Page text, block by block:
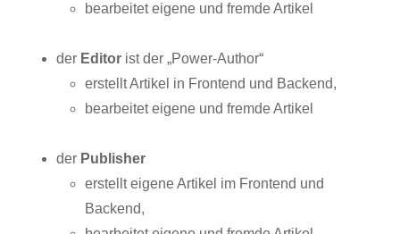
bearbeitet eigene und fremde Artikel
der Editor ist der „Power-Author“
erstellt Artikel in Frontend und Backend,
bearbeitet eigene und fremde Artikel
der Publisher
erstellt eigene Artikel im Frontend und
Backend,